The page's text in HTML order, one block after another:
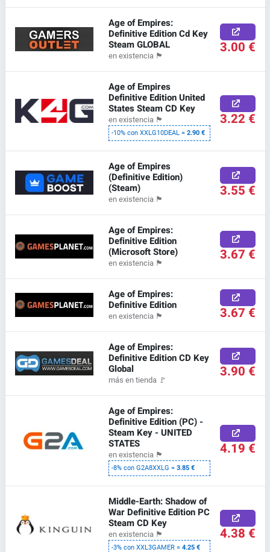
Age of Empires:
Definitive Edition Cd Key
Steam GLOBAL
en existencia 🏴 3.00 €
Age of Empires
Definitive Edition United
States Steam CD Key
en existencia 🏴
-10% con XXLG10DEAL =2.90 €
3.22 €
Age of Empires
(Definitive Edition)
(Steam)
en existencia 🏴 3.55 €
Age of Empires:
Definitive Edition
(Microsoft Store)
en existencia 🏴 3.67 €
Age of Empires:
Definitive Edition
en existencia 🏴 3.67 €
Age of Empires:
Definitive Edition CD Key
Global
más en tienda 🚩 3.90 €
Age of Empires:
Definitive Edition (PC) -
Steam Key - UNITED
STATES
en existencia 🏴
-8% con G2A8XXLG =3.85 €
4.19 €
Middle-Earth: Shadow of
War Definitive Edition PC
Steam CD Key
en existencia 🏴
-3% con XXL3GAMER =4.25 €
4.38 €